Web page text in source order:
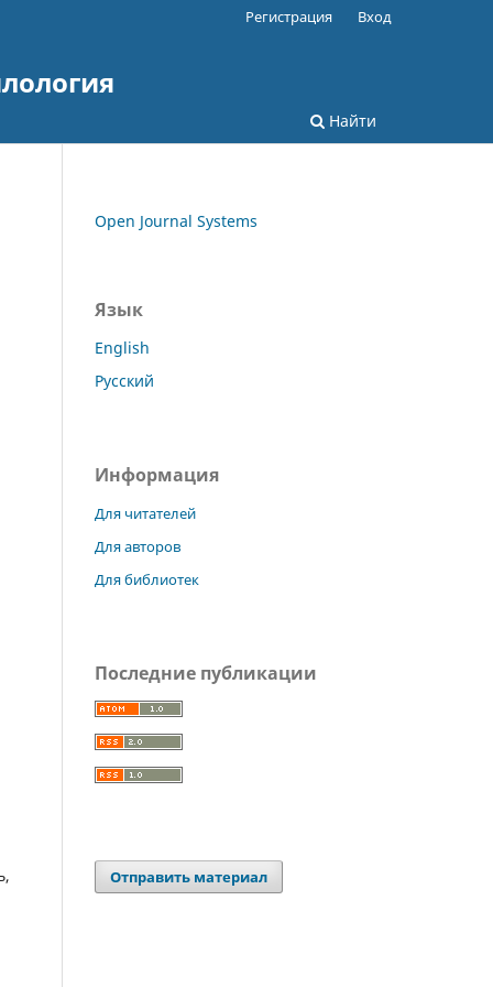
Найти
Регистрация Вход
Open Journal Systems
Язык
English
Русский
Информация
Для читателей
Для авторов
Для библиотек
Последние публикации
Отправить материал